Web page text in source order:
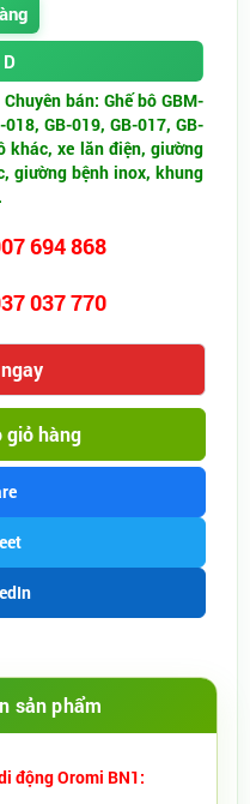
bán: Ghế bô GBM-
GB-019, GB-017, GB-
khác, xe lăn điện, giường
giường bệnh inox, khung
694 868
037 770
giỏ hàng
sản phẩm
động Oromi BN1: